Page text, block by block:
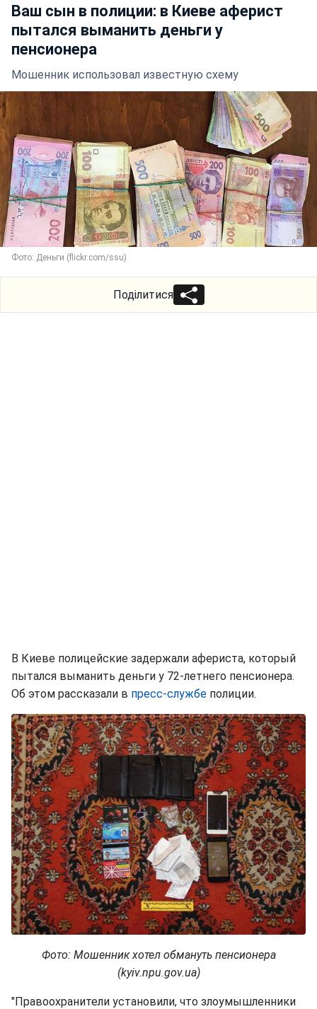
Ваш сын в полиции: в Киеве аферист
пытался выманить деньги у
пенсионера
Мошенник использовал известную схему
Фото: Деньги (flickr.com/ssu)
Поділитися
В Киеве полицейские задержали афериста, который
пытался выманить деньги у 72-летнего пенсионера.
Об этом рассказали в пресс-службе полиции.
Фото: Мошенник хотел обмануть пенсионера
(kyiv.npu.gov.ua)
"Правоохранители установили, что злоумышленники